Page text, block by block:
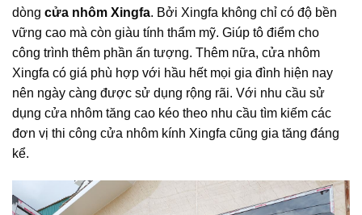
dòng cửa nhôm Xingfa. Bởi Xingfa không chỉ có độ bền
vững cao mà còn giàu tính thẩm mỹ. Giúp tô điểm cho
công trình thêm phần ấn tượng. Thêm nữa, cửa nhôm
Xingfa có giá phù hợp với hầu hết mọi gia đình hiện nay
nên ngày càng được sử dụng rộng rãi. Với nhu cầu sử
dụng cửa nhôm tăng cao kéo theo nhu cầu tìm kiếm các
đơn vị thi công cửa nhôm kính Xingfa cũng gia tăng đáng
kể.